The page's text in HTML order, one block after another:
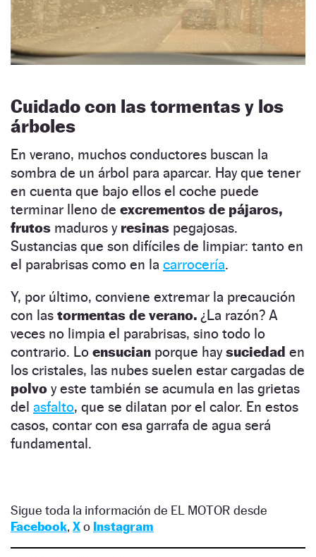
Cuidado con las tormentas y los
árboles
En verano, muchos conductores buscan la
sombra de un árbol para aparcar. Hay que tener
en cuenta que bajo ellos el coche puede
terminar lleno de excrementos de pájaros,
frutos maduros yresinas pegajosas.
Sustancias que son difíciles de limpiar: tanto en
el parabrisas como en la carrocería.
Y, por último, conviene extremar la precaución
con las tormentas de verano. ¿La razón? A
veces no limpia el parabrisas, sino todo lo
contrario. Lo ensucian porque haysuciedad en
los cristales, las nubes suelen estar cargadas de
polvo y este también se acumula en las grietas
del asfalto, que se dilatan por el calor. En estos
casos, contar con esa garrafa de agua será
fundamental.
Sigue toda la información de EL MOTOR desde
Facebook, Xo Instagram